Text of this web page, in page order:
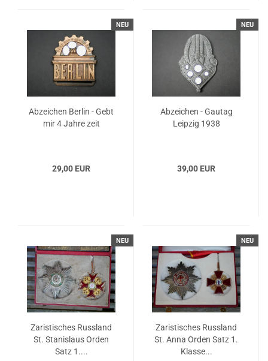
NEU
Abzeichen Berlin - Gebt
mir 4 Jahre zeit
29,00 EUR
NEU
Abzeichen - Gautag
Leipzig 1938
39,00 EUR
NEU
Zaristisches Russland
St. Stanislaus Orden
Satz 1....
NEU
Zaristisches Russland
St. Anna Orden Satz 1.
Klasse...